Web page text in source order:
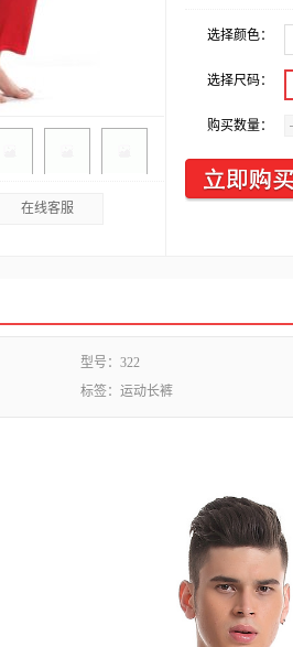
在线客服
选择颜色：
选择尺码：
购买数量：
型号： 322
标签： 运动长裤